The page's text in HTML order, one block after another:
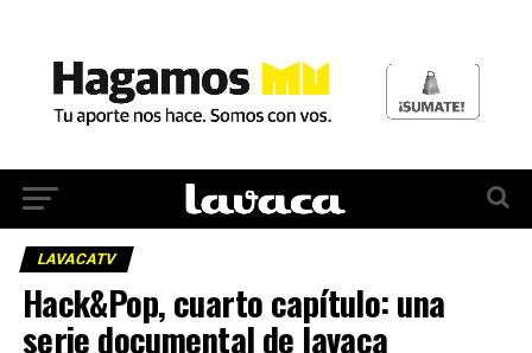
LAVACATV
Hack&Pop, cuarto capítulo: una
serie documental de lavaca